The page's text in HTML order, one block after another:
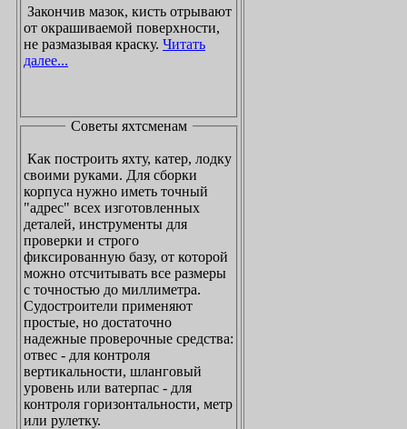
Закончив мазок, кисть отрывают
от окрашиваемой поверхности,
не размазывая краску. Читать
далее...
Советы яхтсменам
Как построить яхту, катер, лодку
своими руками. Для сборки
корпуса нужно иметь точный
"адрес" всех изготовленных
деталей, инструменты для
проверки и строго
фиксированную базу, от которой
можно отсчитывать все размеры
с точностью до миллиметра.
Судостроители применяют
простые, но достаточно
надежные проверочные средства:
отвес - для контроля
вертикальности, шланговый
уровень или ватерпас - для
контроля горизонтальности, метр
или рулетку.